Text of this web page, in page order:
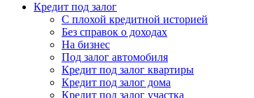
Кредит под залог
С плохой кредитной историей
Без справок о доходах
На бизнес
Под залог автомобиля
Кредит под залог квартиры
Кредит под залог дома
Кредит под залог участка